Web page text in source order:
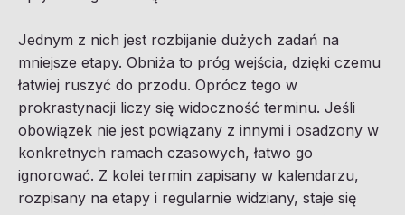
Jednym z nich jest rozbijanie dużych zadań na
mniejsze etapy. Obniża to próg wejścia, dzięki czemu
łatwiej ruszyć do przodu. Oprócz tego w
prokrastynacji liczy się widoczność terminu. Jeśli
obowiązek nie jest powiązany z innymi i osadzony w
konkretnych ramach czasowych, łatwo go
ignorować. Z kolei termin zapisany w kalendarzu,
rozpisany na etapy i regularnie widziany, staje się